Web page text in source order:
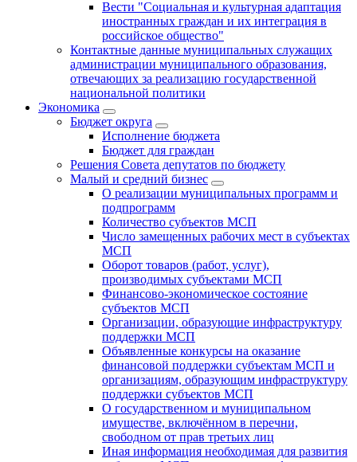
Вести "Социальная и культурная адаптация
иностранных граждан и их интеграция в
российское общество"
Контактные данные муниципальных служащих
администрации муниципального образования,
отвечающих за реализацию государственной
национальной политики
Экономика
Бюджет округa
Исполнение бюджета
Бюджет для граждан
Решения Совета депутатов по бюджету
Малый и средний бизнес
О реализации муниципальных программ и
подпрограмм
Количество субъектов МСП
Число замещенных рабочих мест в субъектах
МСП
Оборот товаров (работ, услуг),
производимых субъектами МСП
Финансово-экономическое состояние
субъектов МСП
Организации, образующие инфраструктуру
поддержки МСП
Объявленные конкурсы на оказание
финансовой поддержки субъектам МСП и
организациям, образующим инфраструктуру
поддержки субъектов МСП
О государственном и муниципальном
имуществе, включённом в перечни,
свободном от прав третьих лиц
Иная информация необходимая для развития